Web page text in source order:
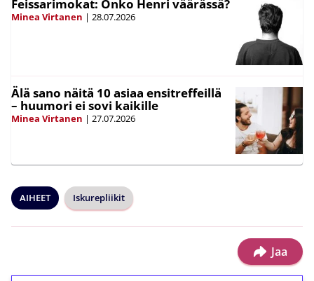
Feissarimokat: Onko Henri väärässä?
Minea Virtanen | 28.07.2026
Älä sano näitä 10 asiaa ensitreffeillä
– huumori ei sovi kaikille
Minea Virtanen | 27.07.2026
AIHEET Iskurepliikit
Jaa